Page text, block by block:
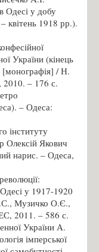
Одесі у добу
квітень 1918 рр.).
України (кінець
/ Н.
– 176 с.
– Одеса:
інституту
Олексій Якович
нарис. – Одеса,
у 1917-1920
Музичко О.Є.,
2011. – 586 с.
України А.
імперської